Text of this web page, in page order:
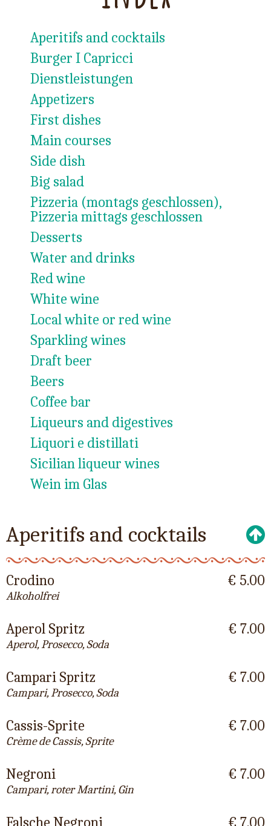
Aperitifs and cocktails
Burger I Capricci
Dienstleistungen
Appetizers
First dishes
Main courses
Side dish
Big salad
Pizzeria (montags geschlossen),
Pizzeria mittags geschlossen
Desserts
Water and drinks
Red wine
White wine
Local white or red wine
Sparkling wines
Draft beer
Beers
Coffee bar
Liqueurs and digestives
Liquori e distillati
Sicilian liqueur wines
Wein im Glas
Aperitifs and cocktails
Crodino
Alkoholfrei
€ 5.00
Aperol Spritz
Aperol, Prosecco, Soda
€ 7.00
Campari Spritz
Campari, Prosecco, Soda
€ 7.00
Cassis-Sprite
Crème de Cassis, Sprite
€ 7.00
Negroni
Campari, roter Martini, Gin
€ 7.00
Falsche Negroni € 7.00